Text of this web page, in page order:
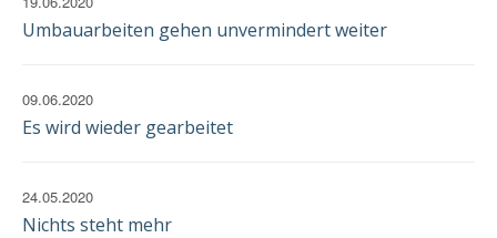
Umbauarbeiten gehen unvermindert weiter
09.06.2020
Es wird wieder gearbeitet
24.05.2020
Nichts steht mehr